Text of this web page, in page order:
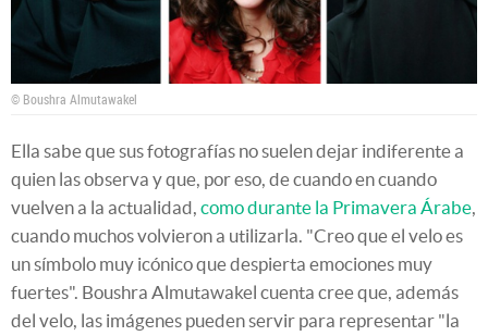
© Boushra Almutawakel
Ella sabe que sus fotografías no suelen dejar indiferente a
quien las observa y que, por eso, de cuando en cuando
vuelven a la actualidad, como durante la Primavera Árabe
cuando muchos volvieron a utilizarla. "Creo que el velo es
un símbolo muy icónico que despierta emociones muy
fuertes". Boushra Almutawakel cuenta cree que, además
del velo, las imágenes pueden servir para representar "la